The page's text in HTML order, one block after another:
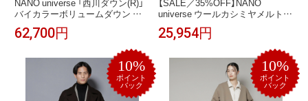
バイカラーボリュームダウン ナ
ノユニバース ジャケット・アウ
ター ダウンジャケット・ダウン
ベスト ブラウン ブラック【送料無
料】
62,700円
universe ウールカシミヤメルトン
シングルコート ナノユニバース
ジャケット・アウター その他の
ジャケット・アウター ネイビー
グレー ブラウン【送料無料】
25,954円
10%
ポイント
バック
10%
ポイント
バック